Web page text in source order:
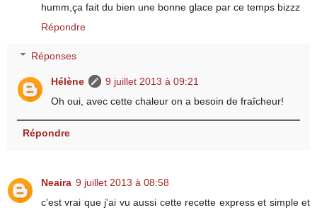
humm,ça fait du bien une bonne glace par ce temps bizzz
Répondre
Réponses
Hélène
9 juillet 2013 à 09:21
Oh oui, avec cette chaleur on a besoin de fraîcheur!
Répondre
Neaira 9 juillet 2013 à 08:58
c'est vrai que j'ai vu aussi cette recette express et simple et